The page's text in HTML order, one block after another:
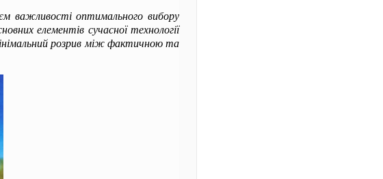
важливості оптимального вибору
елементів сучасної технології
розрив між фактичною та